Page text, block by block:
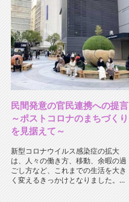
民間発意の官民連携への提言
～ポストコロナのまちづくり
を見据えて～
新型コロナウイルス感染症の拡大
は、人々の働き方、移動、余暇の過
ごし方など、これまでの生活を大き
く変えるきっかけとなりました。...